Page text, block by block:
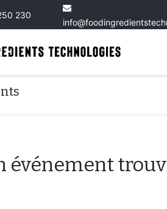
230
événement